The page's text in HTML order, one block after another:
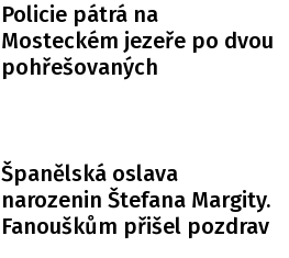
Policie pátrá na
Mosteckém jezeře po dvou
pohřešovaných
Španělská oslava
narozenin Štefana Margity.
Fanouškům přišel pozdrav